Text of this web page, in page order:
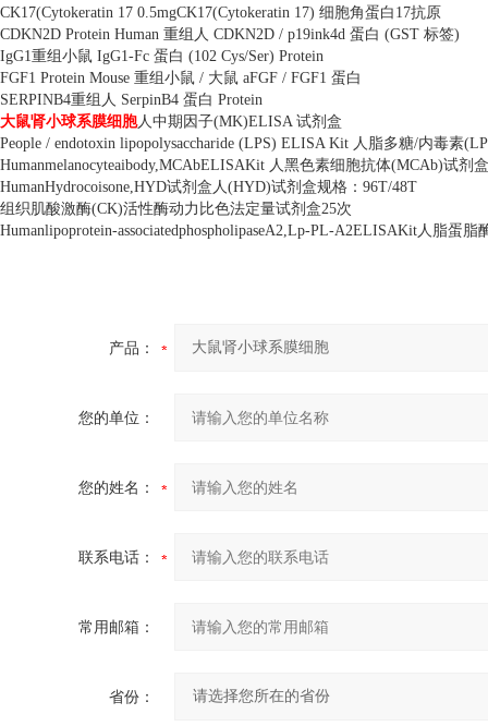
CK17(Cytokeratin 17 0.5mgCK17(Cytokeratin 17) 细胞角蛋白 17抗原
CDKN2D Protein Human 重组人 CDKN2D / p19ink4d 蛋白 (GST 标签)
IgG1重组小鼠 IgG1-Fc 蛋白 (102 Cys/Ser) Protein
FGF1 Protein Mouse 重组小鼠 / 大鼠 aFGF / FGF1 蛋白
SERPINB4重组人 SerpinB4 蛋白 Protein
大鼠肾小球系膜细胞人中期因子(MK)ELISA 试剂盒
People / endotoxin lipopolysaccharide (LPS) ELISA Kit 人脂多糖/内毒素
Humanmelanocyteaibody,MCAbELISAKit 人黑色素细胞抗体(MCAb)试剂盒
HumanHydrocoisone,HYD试剂盒人(HYD)试剂盒规格： 96T/48T
组织肌酸激酶(CK)活性酶动力比色法定量试剂盒25次
Humanlipoprotein-associatedphospholipaseA2,Lp-PL-A2ELISAKit人脂蛋脂
产品：
您的单位：
您的姓名：
联系电话：
常用邮箱：
省份：